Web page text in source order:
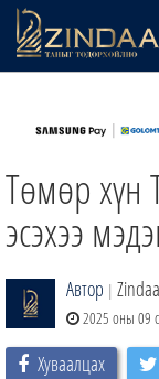
ТВ8
ӨГЛӨӨНИЙ СОНИН
АУДИО ЗОХИОЛ
Төмөр хүн
эсэхээ
Автор |
2025 оны 09
Хуваалцах